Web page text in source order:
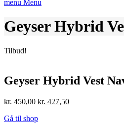
menu Menu
Geyser Hybrid
Tilbud!
Geyser Hybrid Vest
kr.450,00 Den
pris
kr. 427,50Den
Gå til shop